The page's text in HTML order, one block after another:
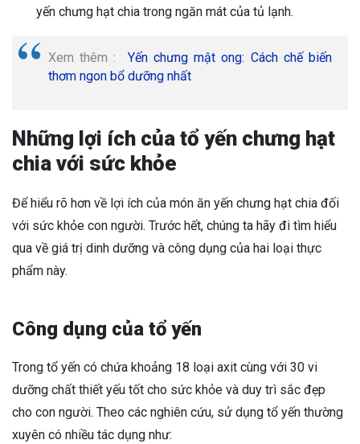
yến chưng hạt chia trong ngăn mát của tủ lạnh.
Xem thêm : Yến chưng mật ong: Cách chế biến
thơm ngon bổ dưỡng nhất
Những lợi ích của tổ yến chưng hạt
chia với sức khỏe
Để hiểu rõ hơn về lợi ích của món ăn yến chưng hạt chia đối
với sức khỏe con người. Trước hết, chúng ta hãy đi tìm hiểu
qua về giá trị dinh dưỡng và công dụng của hai loại thực
phẩm này.
Công dụng của tổ yến
Trong tổ yến có chứa khoảng 18 loại axit cùng với 30 vi
dưỡng chất thiết yếu tốt cho sức khỏe và duy trì sắc đẹp
cho con người. Theo các nghiên cứu, sử dụng tổ yến thường
xuyên có nhiều tác dụng như: